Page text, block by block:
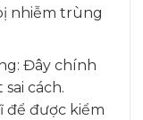
nhiễm trùng
Đây chính
cách.
để được kiểm